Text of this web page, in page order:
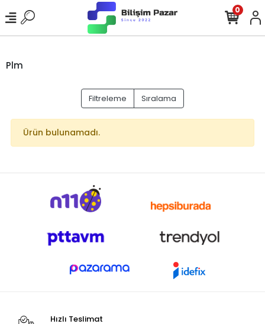
0
Plm
Filtreleme Sıralama
Ürün bulunamadı.
Hızlı Teslimat